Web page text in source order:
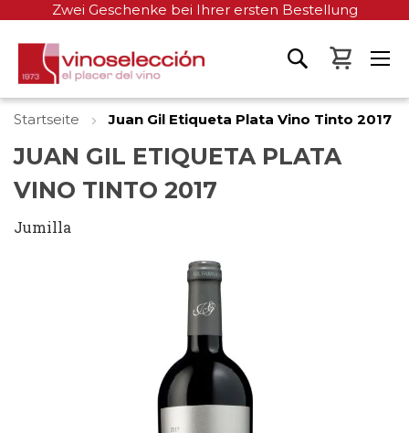
Zwei Geschenke bei Ihrer ersten Bestellung
Mein
Startseite Juan Gil Etiqueta Plata Vino Tinto 2017
JUAN GIL ETIQUETA PLATA
VINO TINTO 2017
Jumilla